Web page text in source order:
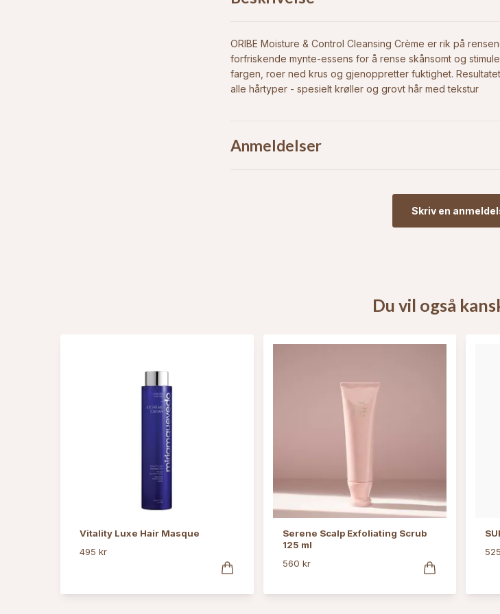
ORIBE Moisture & Control Cleansing Crème er rik på
forfriskende mynte-essens for å rense skånsomt og
fargen, roer ned krus og gjenoppretter fuktighet.
alle hårtyper - spesielt krøller og grovt hår med tekstur
Anmeldelser
Skriv en
Du vil også
Vitality Luxe Hair Masque
495 kr
Serene Scalp Exfoliating Scrub
125 ml
560 kr